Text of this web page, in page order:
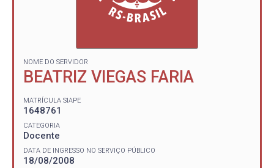
NOME DO SERVIDOR
BEATRIZ VIEGAS FARIA
MATRÍCULA SIAPE
1648761
CATEGORIA
Docente
DATA DE INGRESSO NO SERVIÇO PÚBLICO
18/08/2008